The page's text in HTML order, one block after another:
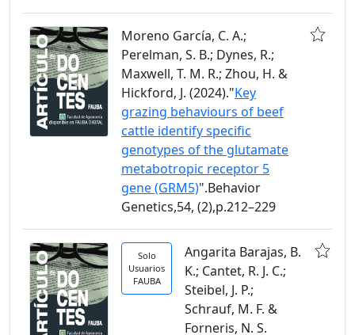
Moreno García, C. A.;
Perelman, S. B.; Dynes, R.;
Maxwell, T. M. R.; Zhou, H. &
Hickford, J. (2024)."Key
grazing behaviours of beef
cattle identify specific
genotypes of the glutamate
metabotropic receptor 5
gene (GRM5)".Behavior
Genetics,54, (2),p.212–229
Solo
Usuarios
FAUBA
Angarita Barajas, B.
K.; Cantet, R. J. C.;
Steibel, J. P.;
Schrauf, M. F. &
Forneris, N. S.